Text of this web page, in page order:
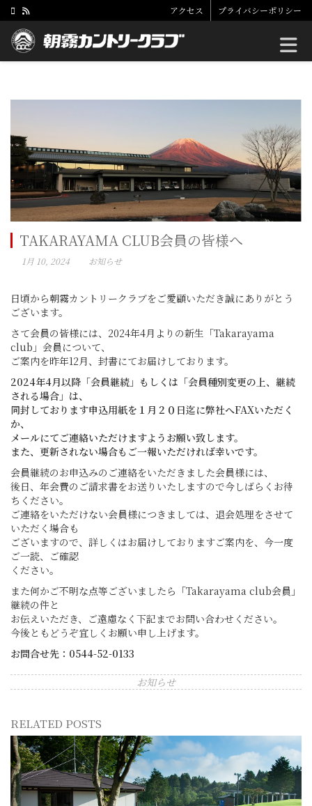
アクセス プライバシーポリシー
TAKARAYAMA CLUB会員の皆様へ
1月 10, 2024 お知らせ
日頃から朝霧カントリークラブをご愛顧いただき誠にありがとう
ございます。
さて会員の皆様には、2024年4月よりの新生「Takarayama
club」会員について、
ご案内を昨年12月、封書にてお届けしております。
2024年4月以降「会員継続」もしくは「会員種別変更の上、継続
される場合」は、
同封しております申込用紙を１月２０日迄に弊社へFAXいただく
か、
メールにてご連絡いただけますようお願い致します。
また、更新されない場合もご一報いただければ幸いです。
会員継続のお申込みのご連絡をいただきました会員様には、
後日、年会費のご請求書をお送りいたしますので今しばらくお待
ちください。
ご連絡をいただけない会員様につきましては、退会処理をさせて
いただく場合も
ございますので、詳しくはお届けしておりますご案内を、今一度
ご一読、ご確認
ください。
また何かご不明な点等ございましたら「Takarayama club会員」
継続の件と
お伝えいただき、ご遠慮なく下記までお問い合わせください。
今後ともどうぞ宜しくお願い申し上げます。
お問合せ先：0544-52-0133
お知らせ
RELATED POSTS